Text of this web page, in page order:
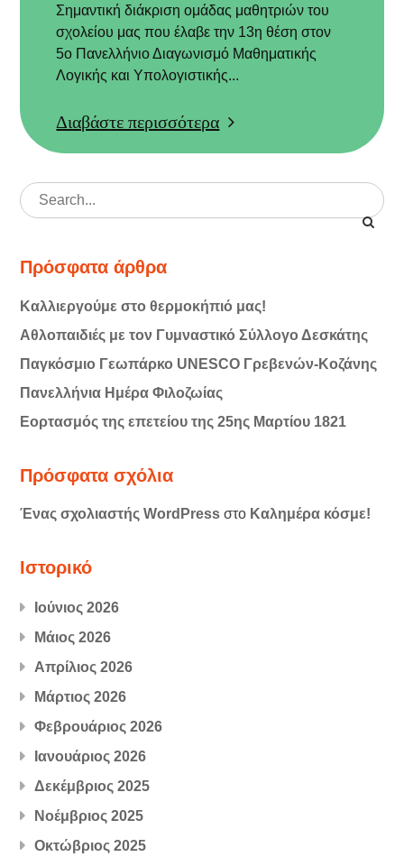
Σημαντική διάκριση ομάδας μαθητριών του
σχολείου μας που έλαβε την 13η θέση στον
5ο Πανελλήνιο Διαγωνισμό Μαθηματικής
Λογικής και Υπολογιστικής...
Διαβάστε περισσότερα
Search
for:
Πρόσφατα άρθρα
Καλλιεργούμε στο θερμοκήπιό μας!
Αθλοπαιδιές με τον Γυμναστικό Σύλλογο Δεσκάτης
Παγκόσμιο Γεωπάρκο UNESCO Γρεβενών-Κοζάνης
Πανελλήνια Ημέρα Φιλοζωίας
Εορτασμός της επετείου της 25ης Μαρτίου 1821
Πρόσφατα σχόλια
Ένας σχολιαστής WordPress στο Καλημέρα κόσμε!
Ιστορικό
Ιούνιος 2026
Μάιος 2026
Απρίλιος 2026
Μάρτιος 2026
Φεβρουάριος 2026
Ιανουάριος 2026
Δεκέμβριος 2025
Νοέμβριος 2025
Οκτώβριος 2025